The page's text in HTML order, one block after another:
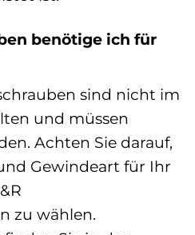
benötige ich für
sind nicht im
und müssen
Achten Sie darauf,
Gewindeart für Ihr
zu wählen.